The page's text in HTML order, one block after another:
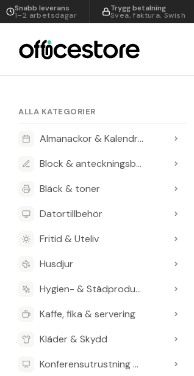
Snabb leverans
1–2 arbetsdagar
Trygg betalning
Svea, faktura, Swish
ALLA KATEGORIER
Almanackor & Kalendrar
Block & anteckningsböcker
Bläck & toner
Datortillbehör
Fritid & Uteliv
Husdjur
Hygien- & Städprodukter
Kaffe, fika & servering
Kläder & Skydd
Konferensutrustning & Presentationsutrustning